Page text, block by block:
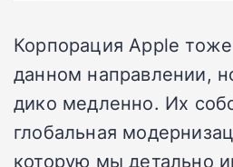
Корпорация Apple
данном направлении,
дико медленно. Их
глобальная
которую мы детально